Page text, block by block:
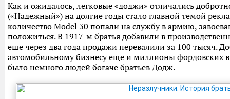
Как и ожидалось, легковые «доджи» отличались
(«Надежный») на долгие годы стало главной темой
количество Model 30 попали на службу в армию,
положиться. В 1917-м братья добавили в
еще через два года продажи перевалили за 100 тысяч.
автомобильному бизнесу еще и миллионы фордовских
было немного людей богаче братьев Додж.